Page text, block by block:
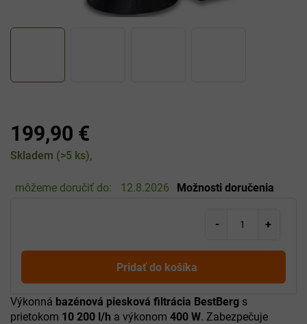
199,90 €
Jednotková
Skladem (>5 ks)
môžeme doručiť do: 12.8.2026 Možnosti doručenia
Pridať do košíka
Výkonná bazénová piesková filtrácia BestBerg s
prietokom 10 200 l/h a výkonom 400 W. Zabezpečuje